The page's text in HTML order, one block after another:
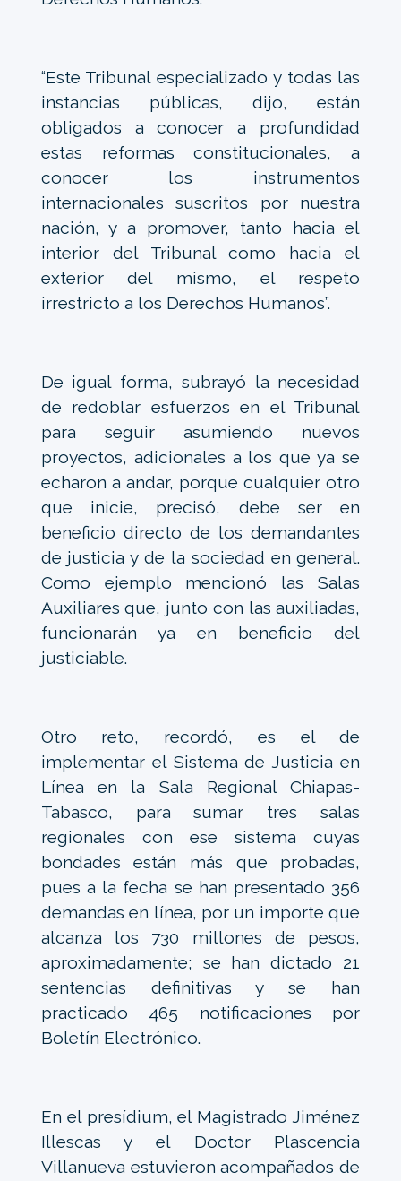
“Este Tribunal especializado y todas las
instancias públicas, dijo, están
obligados a conocer a profundidad
estas reformas constitucionales, a
conocer los instrumentos
internacionales suscritos por nuestra
nación, y a promover, tanto hacia el
interior del Tribunal como hacia el
exterior del mismo, el respeto
irrestricto a los Derechos Humanos”.
De igual forma, subrayó la necesidad
de redoblar esfuerzos en el Tribunal
para seguir asumiendo nuevos
proyectos, adicionales a los que ya se
echaron a andar, porque cualquier otro
que inicie, precisó, debe ser en
beneficio directo de los demandantes
de justicia y de la sociedad en general.
Como ejemplo mencionó las Salas
Auxiliares que, junto con las auxiliadas,
funcionarán ya en beneficio del
justiciable.
Otro reto, recordó, es el de
implementar el Sistema de Justicia en
Línea en la Sala Regional Chiapas-
Tabasco, para sumar tres salas
regionales con ese sistema cuyas
bondades están más que probadas,
pues a la fecha se han presentado 356
demandas en línea, por un importe que
alcanza los 730 millones de pesos,
aproximadamente; se han dictado 21
sentencias definitivas y se han
practicado 465 notificaciones por
Boletín Electrónico.
En el presídium, el Magistrado Jiménez
Illescas y el Doctor Plascencia
Villanueva estuvieron acompañados de